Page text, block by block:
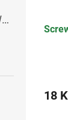
SEGWAY Navimow i-206E AWD RTK
18